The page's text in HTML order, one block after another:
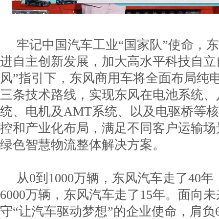
牢记中国汽车工业“国家队”使命，
进自主创新发展，加大高水平科技自
风”指引下，东风商用车将全面布局纯
三条技术路线，实现东风在电池系统
统、电机及AMT系统、以及电驱桥等
控和产业化布局，满足不同客户运输
绿色智慧物流整体解决方案。
从0到1000万辆，东风汽车走了40年
6000万辆，东风汽车走了15年。面向
守“让汽车驱动梦想”的企业使命，肩负